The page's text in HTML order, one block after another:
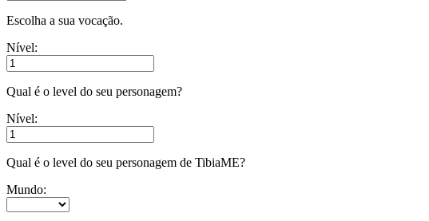
Escolha a sua vocação.
Nível:
Qual é o level do seu personagem?
Nível:
Qual é o level do seu personagem de TibiaME?
Mundo: